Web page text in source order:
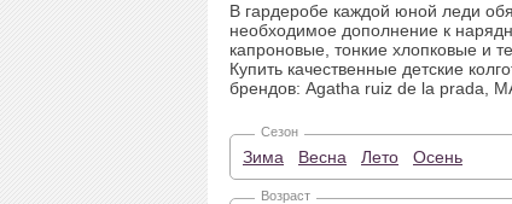
В гардеробе каждой юной леди
необходимое дополнение к
капроновые, тонкие хлопковые и
Купить качественные детские
брендов: Agatha ruiz de la prada,
Сезон
Зима Весна Лето Осень
Возраст